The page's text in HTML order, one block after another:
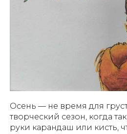
Осень — не время для
творческий сезон, когда
руки карандаш или кисть,